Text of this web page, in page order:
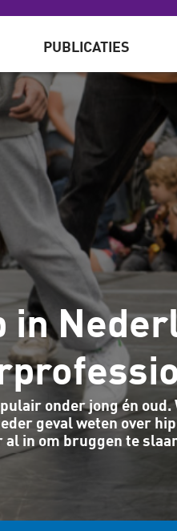
gaan
PUBLICATIES
in
onder jong én
geval weten over
in om bruggen te